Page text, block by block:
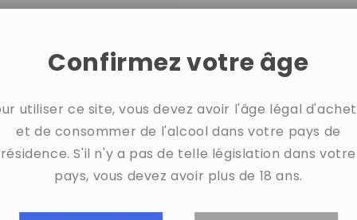
Confirmez votre âge
utiliser ce site, vous devez avoir l'âge légal
et de consommer de l'alcool dans votre pays de
résidence. S'il n'y a pas de telle législation dans votre
pays, vous devez avoir plus de 18 ans.